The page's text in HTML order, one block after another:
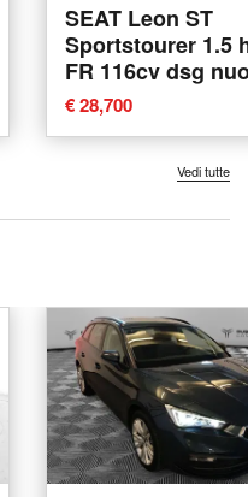
SEAT Leon ST
Sportstourer 1.5
FR 116cv dsg
Siena
€ 28,700
Vedi tutte